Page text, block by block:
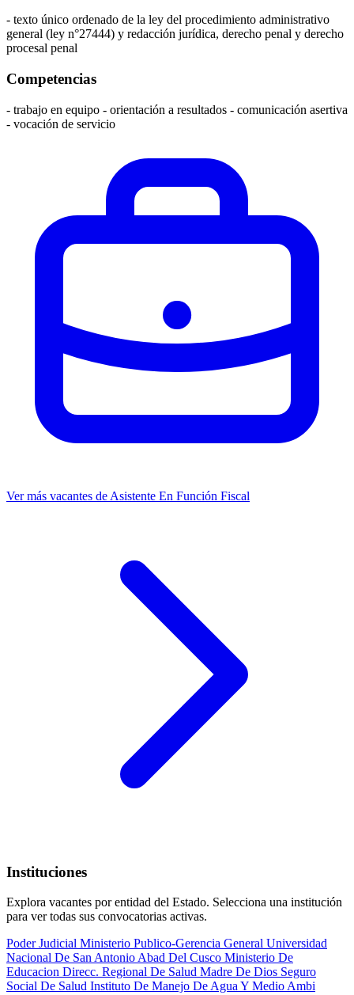
- texto único ordenado de la ley del procedimiento administrativo
general (ley n°27444) y redacción jurídica, derecho penal y derecho
procesal penal
Competencias
- trabajo en equipo - orientación a resultados - comunicación asertiva
- vocación de servicio
Ver más vacantes de Asistente En Función Fiscal
Instituciones
Explora vacantes por entidad del Estado. Selecciona una institución
para ver todas sus convocatorias activas.
Poder Judicial Ministerio Publico-Gerencia General Universidad
Nacional De San Antonio Abad Del Cusco Ministerio De
Educacion Direcc. Regional De Salud Madre De Dios Seguro
Social De Salud Instituto De Manejo De Agua Y Medio Ambi